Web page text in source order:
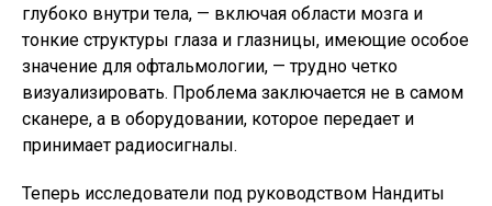
глубоко внутри тела, — включая области мозга и
тонкие структуры глаза и глазницы, имеющие особое
значение для офтальмологии, — трудно четко
визуализировать. Проблема заключается не в самом
сканере, а в оборудовании, которое передает и
принимает радиосигналы.
Теперь исследователи под руководством Нандиты